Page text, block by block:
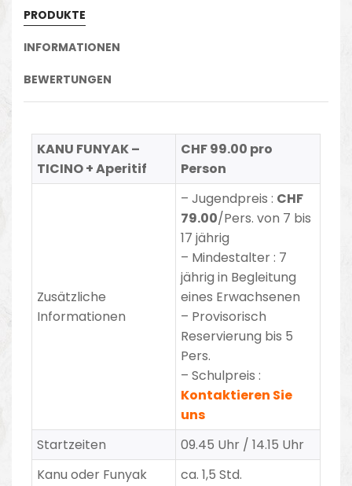
PRODUKTE
INFORMATIONEN
BEWERTUNGEN
KANU FUNYAK –
TICINO + Aperitif
CHF 99.00 pro
Person
Zusätzliche
Informationen
– Jugendpreis : CHF
79.00/Pers. von 7 bis
17 jährig
– Mindestalter : 7
jährig in Begleitung
eines Erwachsenen
– Provisorisch
Reservierung bis 5
Pers.
– Schulpreis :
Kontaktieren Sie
uns
Startzeiten
09.45 Uhr / 14.15 Uhr
Kanu oder Funyak
ca. 1,5 Std.